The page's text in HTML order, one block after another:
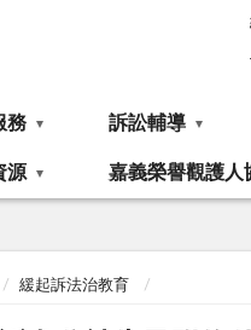
務 訴訟輔導
源 嘉義榮譽觀護人
緩起訴法治教育